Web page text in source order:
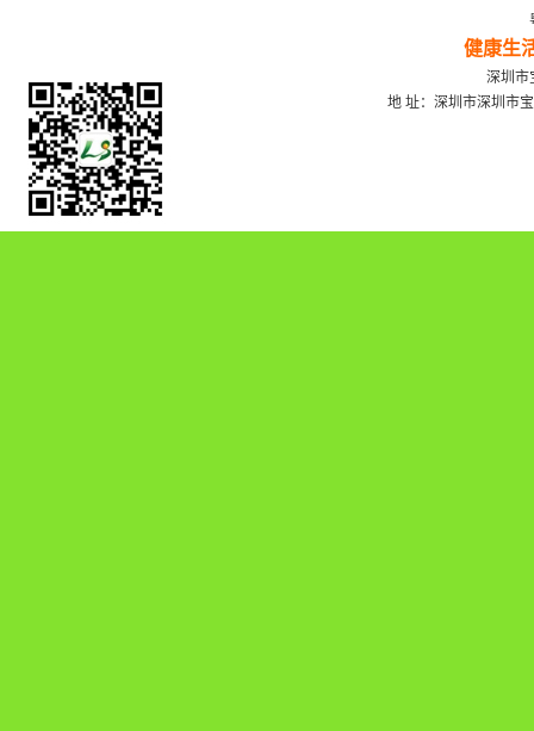
健康生
深圳市
地 址：深圳市深圳市